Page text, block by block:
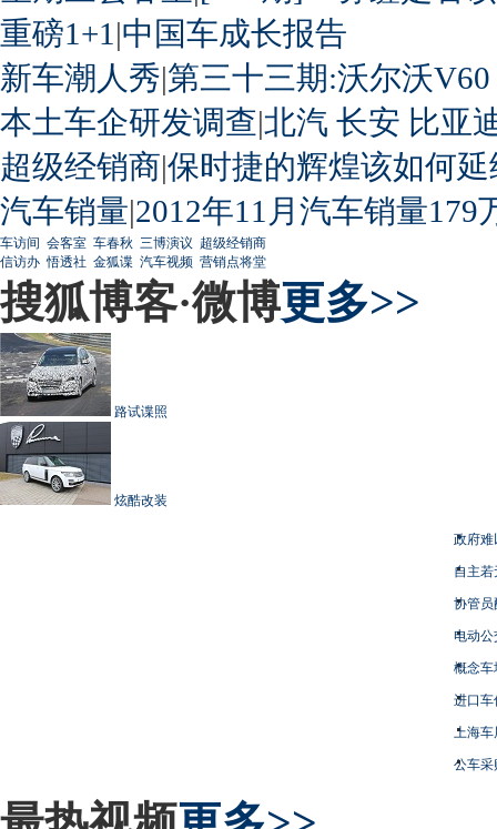
重磅1+1 |中国车成长报告
新车潮人秀|第三十三期:沃尔沃
本土车企研发调查|北汽 长安 比亚
超级经销商|保时捷的辉煌该如何延
汽车销量|2012年11月汽车销量179
车访间 会客室 车春秋 三博演议 超级经销商
信访办 悟透社 金狐谍 汽车视频 营销点将堂
搜狐博客·微博更多>>
路试谍照
炫酷改装
政府难
自主
协管员
电动
概念车
进口车
上海
公车采